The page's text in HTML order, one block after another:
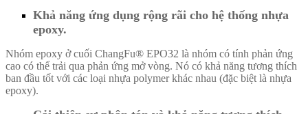
Khả năng ứng dụng rộng rãi cho hệ thống nhựa
epoxy.
Nhóm epoxy ở cuối ChangFu® EPO32 là nhóm có tính phản ứng
cao có thể trải qua phản ứng mở vòng. Nó có khả năng tương thích
ban đầu tốt với các loại nhựa polymer khác nhau (đặc biệt là nhựa
epoxy).